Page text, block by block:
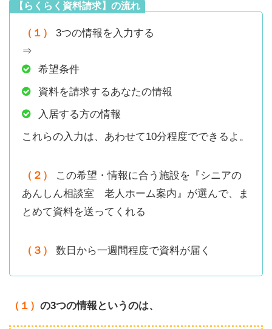
【らくらく資料請求】の流れ
（１）
3つの情報を入力する
⇒
希望条件
資料を請求するあなたの情報
入居する方の情報
これらの入力は、あわせて10分程度でできるよ。
（２）
この希望・情報に合う施設を『シニアの
あんしん相談室 老人ホーム案内』が選んで、ま
とめて資料を送ってくれる
（３） 数日から一週間程度で資料が届く
（１） の3つの情報というのは、